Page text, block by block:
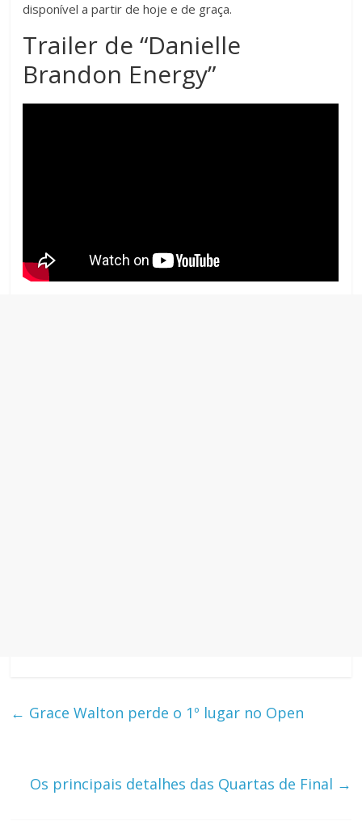
disponível a partir de hoje e de graça.
Trailer de “Danielle
Brandon Energy”
← Grace Walton perde o 1º lugar no Open
Os principais detalhes das Quartas de Final →